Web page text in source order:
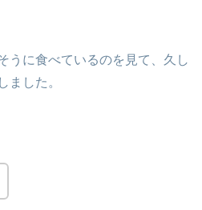
うに食べているのを見て、久し
ました。